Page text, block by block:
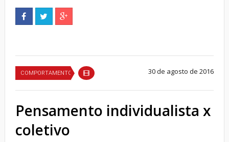
COMPORTAMENTO 30 de agosto de 2016
Pensamento individualista x
coletivo